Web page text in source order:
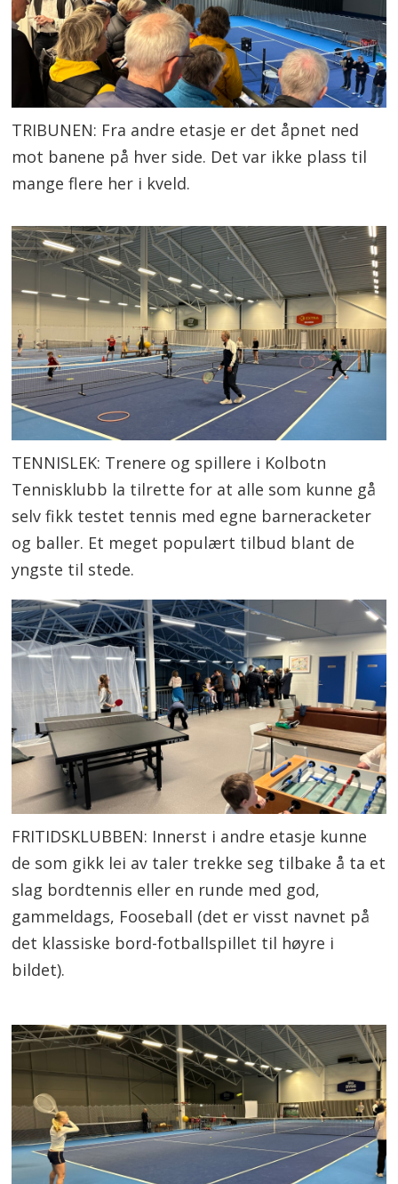
TRIBUNEN: Fra andre etasje er det åpnet ned
mot banene på hver side. Det var ikke plass til
mange flere her i kveld.
TENNISLEK: Trenere og spillere i Kolbotn
Tennisklubb la tilrette for at alle som kunne gå
selv fikk testet tennis med egne barneracketer
og baller. Et meget populært tilbud blant de
yngste til stede.
FRITIDSKLUBBEN: Innerst i andre etasje kunne
de som gikk lei av taler trekke seg tilbake å ta et
slag bordtennis eller en runde med god,
gammeldags, Fooseball (det er visst navnet på
det klassiske bord-fotballspillet til høyre i
bildet).